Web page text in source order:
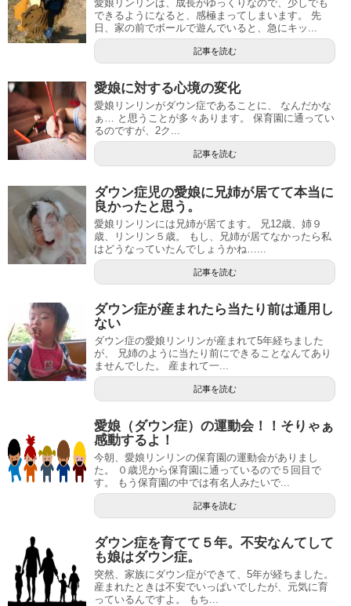
愛娘リンリンは、成長がゆっくりなので、少しでも
できるようになると、感極まってしまいます。 先
日、家の前でボールで遊んでいると、急にキッ...
記事を読む
愛娘に対する心境の変化
愛娘リンリンがダウン症であることに、 なんだかな
ぁ… と思うことが多々あります。 保育園に通ってい
るのですが、2ク...
記事を読む
ダウン症児の愛娘に兄姉が居てて本当に
良かったと思う。
愛娘リンリンには兄姉が居てます。 兄12歳、姉９
歳、リンリン５歳。 もし、兄姉が居てなかったら私
はどうなっていたんでしょうかね…...
記事を読む
ダウン症が産まれたら当たり前は通用し
ない
ダウン症の愛娘リンリンが産まれて5年経ちました
が、 兄姉のように当たり前にできることなんてあり
ませんでした。 産まれて一...
記事を読む
愛娘（ダウン症）の運動会！！そりゃぁ
感動するよ！
今朝、愛娘リンリンの保育園の運動会がありまし
た。 ０歳児から保育園に通っているので５回目で
す。 もう保育園の中では有名人みたいで...
記事を読む
ダウン症を育てて５年。不安なんてして
も娘はダウン症。
突然、家族にダウン症ができて、5年が経ちました。
産まれたときは不安でいっぱいでしたが、元気に育
っているんですよ。 もち...